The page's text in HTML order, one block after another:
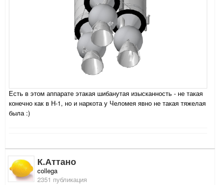
Есть в этом аппарате этакая шибанутая изысканность - не такая
конечно как в Н-1, но и наркота у Челомея явно не такая тяжелая
была :)
К.Аттано
collega
2351 публикация